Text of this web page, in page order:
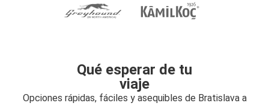
Qué esperar de tu
viaje
Opciones rápidas, fáciles y asequibles de Bratislava a